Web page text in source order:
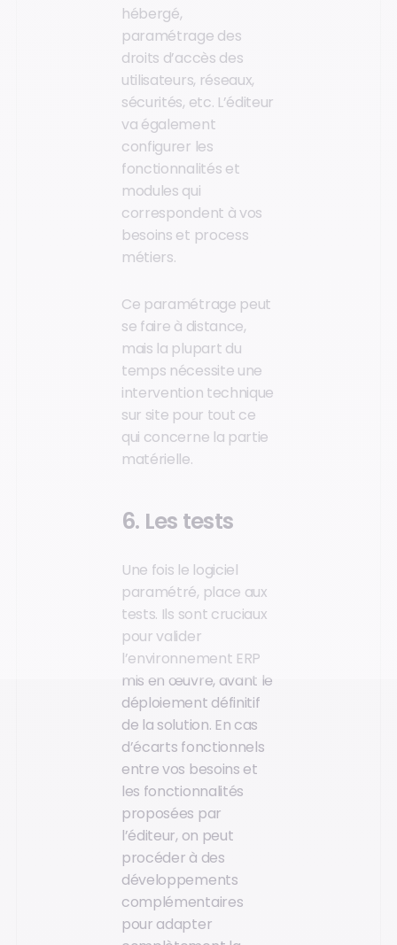
hébergé,
paramétrage des
droits d’accès des
utilisateurs, réseaux,
sécurités, etc. L’éditeur
va également
configurer les
fonctionnalités et
modules qui
correspondent à vos
besoins et process
métiers.
Ce paramétrage peut
se faire à distance,
mais la plupart du
temps nécessite une
intervention technique
sur site pour tout ce
qui concerne la partie
matérielle.
6. Les tests
Une fois le logiciel
paramétré, place aux
tests. Ils sont cruciaux
pour valider
l’environnement ERP
mis en œuvre, avant le
déploiement définitif
de la solution. En cas
d’écarts fonctionnels
entre vos besoins et
les fonctionnalités
proposées par
l’éditeur, on peut
procéder à des
développements
complémentaires
pour adapter